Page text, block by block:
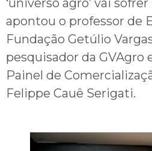
‘universo agro’ vai sofrer
apontou o professor de
Fundação Getúlio
pesquisador da GVAgro
Painel de
Felippe Cauê Serigati.